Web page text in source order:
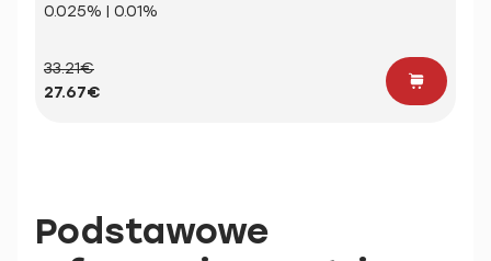
0.025% | 0.01%
33.21€
27.67€
Podstawowe